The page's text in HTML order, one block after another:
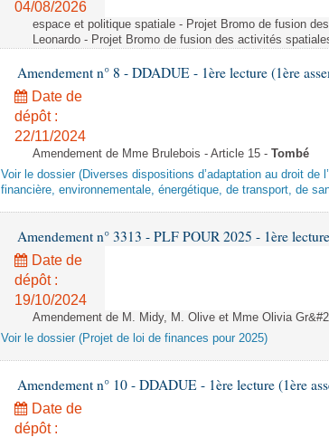
04/08/2026
espace et politique spatiale - Projet Bromo de fusion
Leonardo - Projet Bromo de fusion des activités
Amendement n° 8 - DDADUE - 1ère lecture (1ère
Date de
dépôt :
22/11/2024
Amendement de Mme Brulebois - Article 15 - Tombé
Voir le dossier (Diverses dispositions d’adaptation au droit de
financière, environnementale, énergétique, de transport, de
Amendement n° 3313 - PLF POUR 2025 - 1ère
Date de
dépôt :
19/10/2024
Amendement de M. Midy, M. Olive et Mme Olivia
Voir le dossier (Projet de loi de finances pour 2025)
Amendement n° 10 - DDADUE - 1ère lecture (1ère
Date de
dépôt :